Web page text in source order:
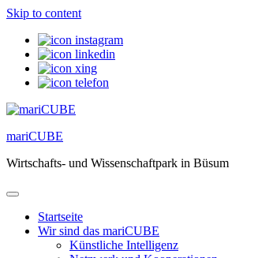
Skip to content
mariCUBE
Wirtschafts- und Wissenschaftpark in Büsum
Startseite
Wir sind das mariCUBE
Künstliche Intelligenz